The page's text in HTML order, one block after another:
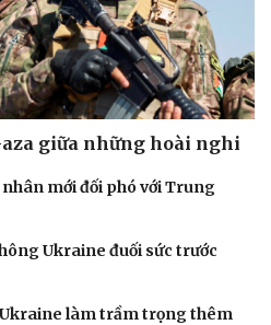
giữa những hoài nghi
mới đối phó với Trung
Ukraine đuối sức trước
làm trầm trọng thêm